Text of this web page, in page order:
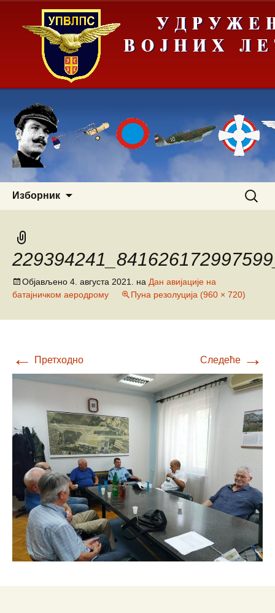
Изборник
Објављено 4. августа 2021. на Дан авијације на
батајничком аеродрому
Пуна резолуција (960 × 720)
← Претходно Следеће →